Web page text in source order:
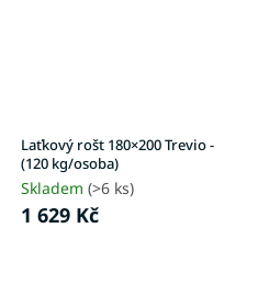
Laťkový rošt 180×200 Trevio -
(120 kg/osoba)
Skladem (>6 ks)
1 629 Kč